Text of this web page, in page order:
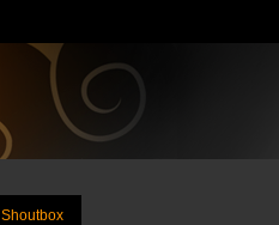
Shoutbox